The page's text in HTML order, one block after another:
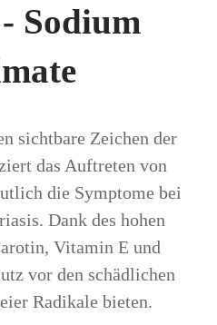
Sodium
sichtbare Zeichen der
das Auftreten von
die Symptome bei
Dank des hohen
Vitamin E und
vor den schädlichen
Radikale bieten.